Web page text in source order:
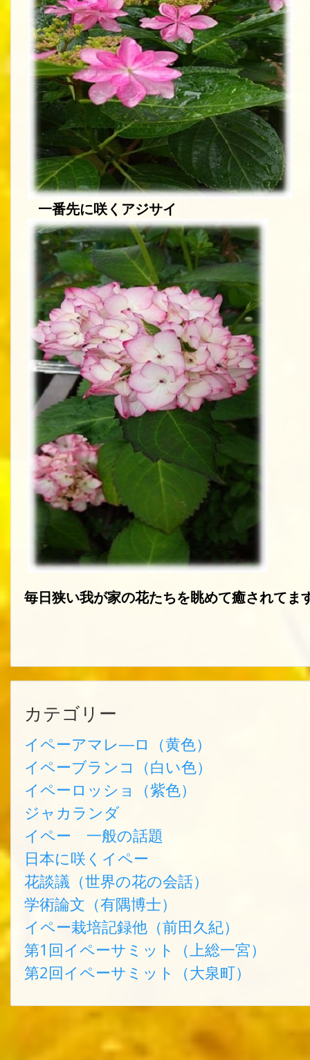
一番先に咲くアジサイ
毎日狭い我が家の花たちを眺めて癒されてま
カテゴリー
イペーアマレ―ロ（黄色）
イペーブランコ（白い色）
イペーロッショ（紫色）
ジャカランダ
イペー 一般の話題
日本に咲くイペー
花談議（世界の花の会話）
学術論文（有隅博士）
イペー栽培記録他（前田久紀）
第1回イペーサミット（上総一宮）
第2回イペーサミット（大泉町）